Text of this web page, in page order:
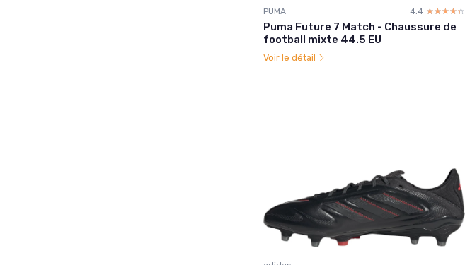
PUMA 4.4 ☆☆☆☆☆
★★★★★
Puma Future 7 Match - Chaussure de
football mixte 44.5 EU
Voir le détail